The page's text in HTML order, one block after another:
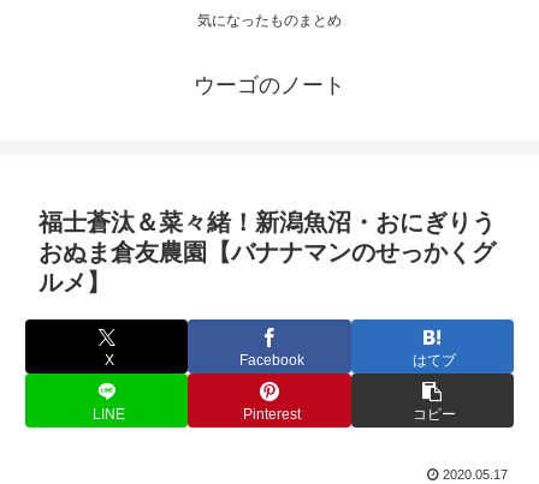
気になったものまとめ
ウーゴのノート
福士蒼汰＆菜々緒！新潟魚沼・おにぎりう
おぬま倉友農園【バナナマンのせっかくグ
ルメ】
X Facebook はてブ
LINE Pinterest コピー
2020.05.17